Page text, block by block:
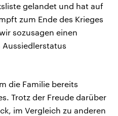
gelandet und hat auf
zum Ende des Krieges
sozusagen einen
die Familie bereits
Trotz der Freude darüber
im Vergleich zu anderen